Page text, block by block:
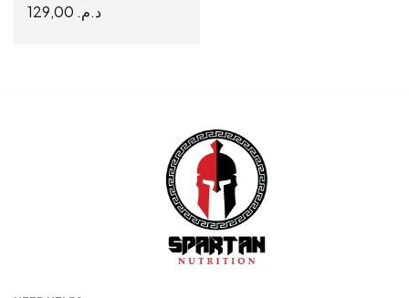
د.م.